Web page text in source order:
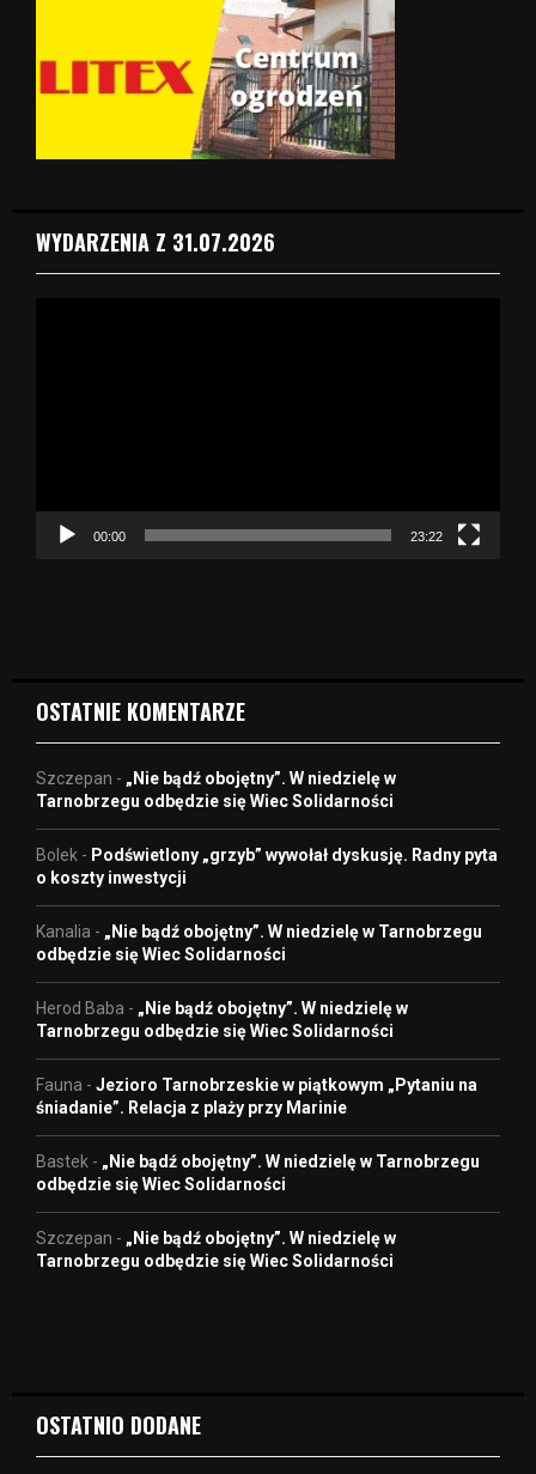
WYDARZENIA Z 31.07.2026
c
00:00 23:22
OSTATNIE KOMENTARZE
Szczepan - „Nie bądź obojętny”. W niedzielę w
Tarnobrzegu odbędzie się Wiec Solidarności
Bolek - Podświetlony „grzyb” wywołał dyskusję. Radny pyta
o koszty inwestycji
Kanalia - „Nie bądź obojętny”. W niedzielę w Tarnobrzegu
odbędzie się Wiec Solidarności
Herod Baba - „Nie bądź obojętny”. W niedzielę w
Tarnobrzegu odbędzie się Wiec Solidarności
Fauna - Jezioro Tarnobrzeskie w piątkowym „Pytaniu na
śniadanie”. Relacja z plaży przy Marinie
Bastek - „Nie bądź obojętny”. W niedzielę w Tarnobrzegu
odbędzie się Wiec Solidarności
Szczepan - „Nie bądź obojętny”. W niedzielę w
Tarnobrzegu odbędzie się Wiec Solidarności
OSTATNIO DODANE